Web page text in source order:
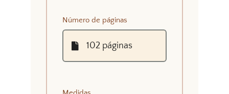
Número de páginas